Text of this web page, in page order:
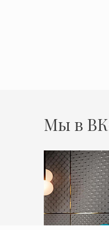
Мы в